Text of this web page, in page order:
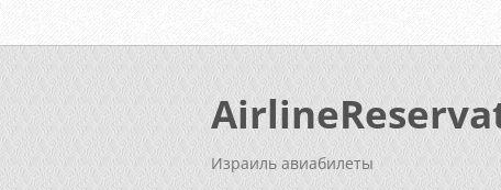
Израиль авиабилеты